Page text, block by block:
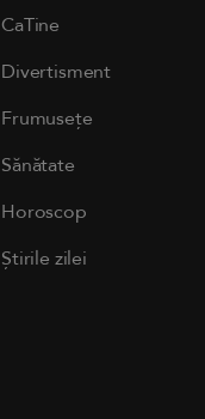
CaTine
Divertisment
Frumusețe
Sănătate
Horoscop
Știrile zilei